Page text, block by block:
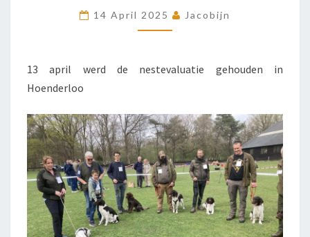
14 April 2025 Jacobijn
13 april werd de nestevaluatie gehouden in
Hoenderloo